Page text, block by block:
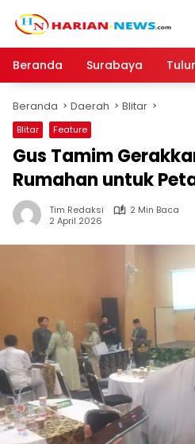
Beranda
Surabaya
Beranda Daerah Blitar
Blitar Feature
Gus Tamim
Rumahan untuk
Tim Redaksi
2 Min Baca
2 April 2026